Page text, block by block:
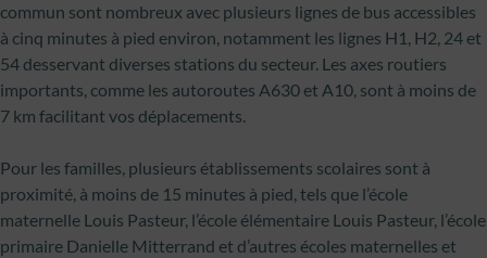
commun sont nombreux avec plusieurs lignes de bus accessibles
à cinq minutes à pied environ, notamment les lignes H1, H2, 24 et
54 desservant diverses stations du secteur. Les axes routiers
importants, comme les autoroutes A630 et A10, sont à moins de
7 km facilitant vos déplacements.
Pour les familles, plusieurs établissements scolaires sont à
proximité, à moins de 15 minutes à pied, tels que l’école
maternelle Louis Pasteur, l’école élémentaire Louis Pasteur, l’école
primaire Danielle Mitterrand et d’autres écoles maternelles et